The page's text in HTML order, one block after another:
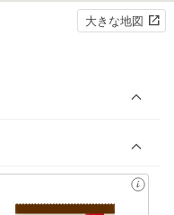
大きな地図